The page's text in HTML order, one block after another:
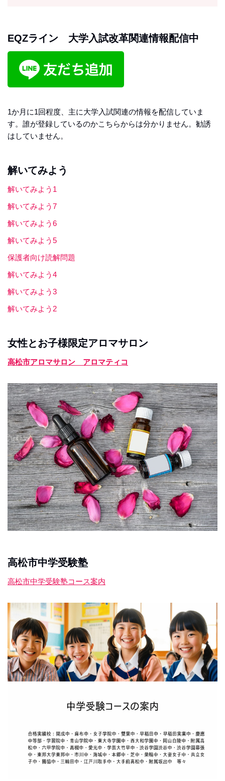
EQZライン 大学入試改革関連情報配信中
1か月に1回程度、主に大学入試関連の情報を配信していま
す。誰が登録しているのかこちらからは分かりません。勧誘
はしていません。
解いてみよう
解いてみよう1
解いてみよう7
解いてみよう6
解いてみよう5
保護者向け読解問題
解いてみよう4
解いてみよう3
解いてみよう2
女性とお子様限定アロマサロン
高松市アロマサロン アロマティコ
高松市中学受験塾
高松市中学受験塾コース案内